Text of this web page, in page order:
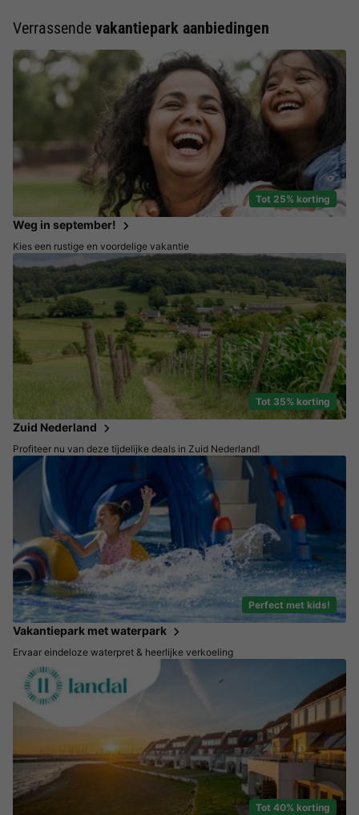
Verrassende vakantiepark aanbiedingen
Tot 25% korting
Weg in september!
Kies een rustige en voordelige vakantie
Tot 35% korting
Zuid Nederland
Profiteer nu van deze tijdelijke deals in Zuid Nederland!
Perfect met kids!
Vakantiepark met waterpark
Ervaar eindeloze waterpret & heerlijke verkoeling
Tot 40% korting